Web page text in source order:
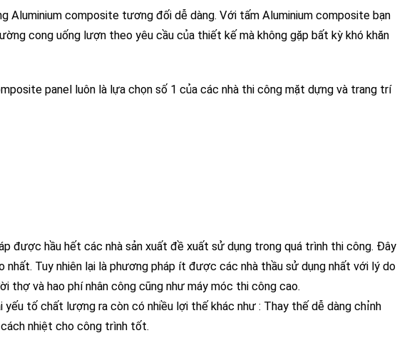
Aluminium composite tương đối dễ dàng. Với tấm Aluminium composite bạn
cong uống lượn theo yêu cầu của thiết kế mà không gặp bất kỳ khó khăn
panel luôn là lựa chọn số 1 của các nhà thi công mặt dựng và trang trí
được hầu hết các nhà sản xuất đề xuất sử dụng trong quá trình thi công. Đây
nhất. Tuy nhiên lại là phương pháp ít được các nhà thầu sử dụng nhất với lý do
thợ và hao phí nhân công cũng như máy móc thi công cao.
yếu tố chất lượng ra còn có nhiều lợi thế khác như : Thay thế dễ dàng chỉnh
nhiệt cho công trình tốt.